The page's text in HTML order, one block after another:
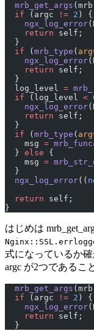
  mrb_get_args
  if
(argc != 2 ) {
    ngx_log_error
    return
self;
  }
  if
( mrb_type (
    ngx_log_error
    return
self;
  }
  log_level
=
  if
(log_level <
    ngx_log_error
    return
self;
  }
  if
( mrb_type (
    msg
=
  }
else {
    msg
=
  }
  ngx_log_error
((
  return
self;
}
はじめは
式になっているか
argc が2つであるこ
  mrb_get_args
  if
(argc != 2 ) {
    ngx_log_error
    return
self;
  }